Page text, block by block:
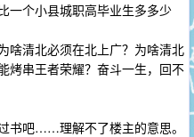
一个小县城职高毕业生多多少
啥清北必须在北上广？为啥清北
烤串王者荣耀？奋斗一生，回不
书吧……理解不了楼主的意思。